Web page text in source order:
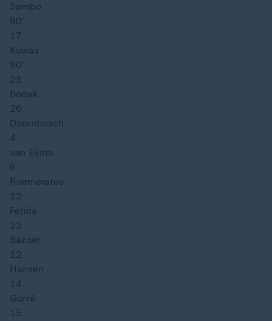
Sambo
90′
17
Kuwas
90′
25
Bodak
26
Doornbusch
4
van Eijma
6
Roemeratoe
22
Felida
23
Bazoer
12
Hansen
14
Gorré
15